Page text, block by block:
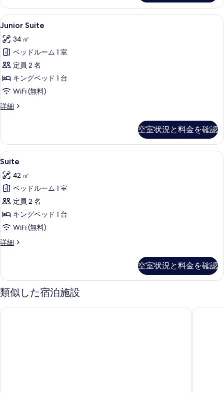
を
表
示
す
る
詳
細
Junior
Suite
の
す
べ
て
の
写
表
示
す
る
Junior Suite | ミニバー、セーフティ
6
Junior Suite
34 ㎡
ベッドルーム 1 室
定員 2 名
キングベッド 1 台
WiFi (無料)
詳細
Junior
細
空室状況と料金を確認
Suite
の
す
べ
て
の
写
真
表
示
す
る
Suite | ミニバー、セーフティボック
6
Suite
42 ㎡
ベッドルーム 1 室
定員 2 名
キングベッド 1 台
WiFi (無料)
詳細
Suite
空室状況と料金を確認
類似した宿泊施設
ゴールデン チューリップ ランス オテル